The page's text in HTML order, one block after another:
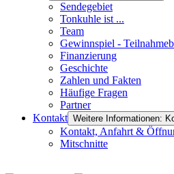
Sendegebiet
Tonkuhle ist ...
Team
Gewinnspiel -
Finanzierung
Geschichte
Zahlen und Fakten
Häufige Fragen
Partner
Kontakt Weitere Informationen:
Kontakt, Anfahrt &
Mitschnitte